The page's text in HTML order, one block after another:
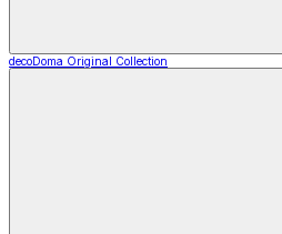
decoDoma Original Collection